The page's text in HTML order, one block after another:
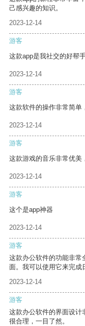
己感兴趣的知识。
2023-12-14
游客
这款app是我社交的好帮
2023-12-14
游客
这款软件的操作非常简单
2023-12-14
游客
这款游戏的音乐非常优美
2023-12-14
游客
这个是app神器
2023-12-14
游客
这款办公软件的功能非常
面。我可以使用它来完成
2023-12-14
游客
这款办公软件的界面设计
很合理，一目了然。